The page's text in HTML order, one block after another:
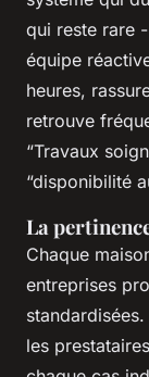
qui reste rare
équipe
heures,
retrouve
“Travaux
“disponibilité
La
Chaque
entreprises
les